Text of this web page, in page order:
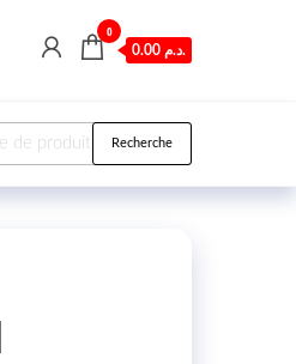
0
0.00 د.م.
pour : Recherche